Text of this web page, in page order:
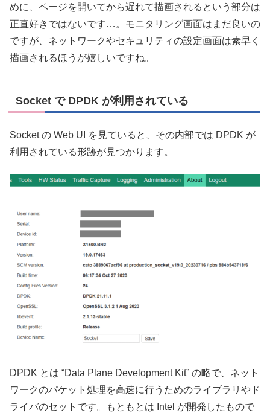
めに、ページを開いてから遅れて描画されるという部分は
正直好きではないです…。モニタリング画面はまだ良いの
ですが、ネットワークやセキュリティの設定画面は素早く
描画されるほうが嬉しいですね。
Socket で DPDK が利用されている
Socket の Web UI を見ていると、その内部では DPDK が
利用されている形跡が見つかります。
DPDK とは “Data Plane Development Kit” の略で、ネット
ワークのパケット処理を高速に行うためのライブラリやド
ライバのセットです。もともとは Intel が開発したもので